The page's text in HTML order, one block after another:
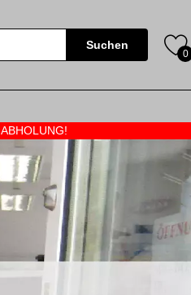
Suchen
0